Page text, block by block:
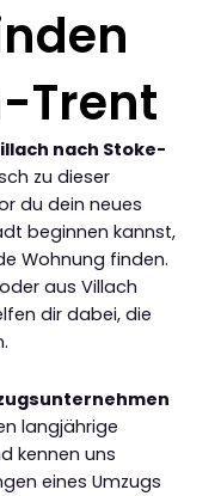
Trent
nach Stoke-
zu dieser
du dein neues
beginnen kannst,
Wohnung finden.
aus Villach
dir dabei, die
langjährige
kennen uns
eines Umzugs